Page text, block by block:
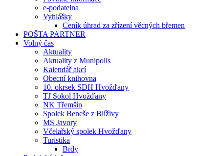
e-podatelna
Vyhlášky
Ceník úhrad za zřízení věcných břemen
POŠTA PARTNER
Volný čas
Aktuality
Aktuality z Munipolis
Kalendář akcí
Obecní knihovna
10. okrsek SDH Hvožďany
TJ Sokol Hvožďany
NK Třemšín
Spolek Beneše z Blíživy
MS Javory
Včelařský spolek Hvožďany
Turistika
Brdy